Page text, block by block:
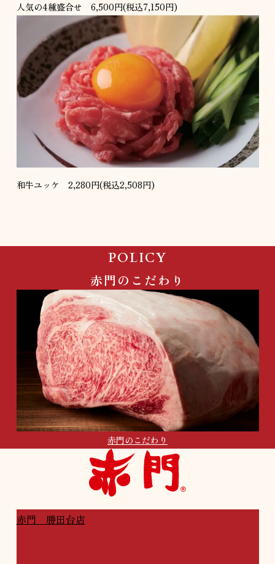
人気の4種盛合せ 6,500円(税込7,150円)
和牛ユッケ 2,280円(税込2,508円)
POLICY
赤門のこだわり
赤門のこだわり
赤門 店舗一覧
赤門 勝田台店